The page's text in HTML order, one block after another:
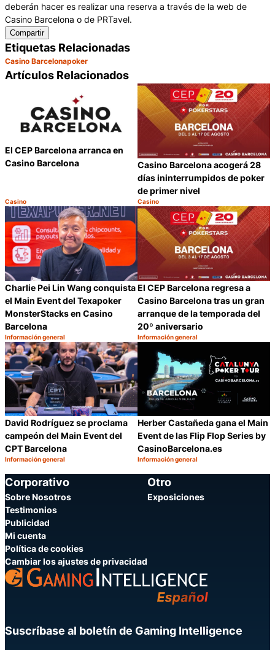
deberán hacer es realizar una reserva a través de la web de
Casino Barcelona o de PRTavel.
Compartir
Etiquetas Relacionadas
Casino Barcelonapoker
Artículos Relacionados
El CEP Barcelona arranca en
Casino Barcelona
Categoría:
Casino
Compartir
Casino Barcelona acogerá 28
días ininterrumpidos de poker
de primer nivel
Categoría:
Casino
Charlie Pei Lin Wang conquista
el Main Event del Texapoker
MonsterStacks en Casino
Barcelona
Categoría:
Información general
Compartir
El CEP Barcelona regresa a
Casino Barcelona tras un gran
arranque de la temporada del
20º aniversario
Categoría:
Información general
David Rodríguez se proclama
campeón del Main Event del
CPT Barcelona
Categoría:
Información general
Compartir
Herber Castañeda gana el Main
Event de las Flip Flop Series by
CasinoBarcelona.es
Categoría:
Información general
Corporativo
Sobre Nosotros
Testimonios
Publicidad
Mi cuenta
Política de cookies
Cambiar los ajustes de privacidad
Otro
Exposiciones
Suscríbase al boletín de Gaming Intelligence